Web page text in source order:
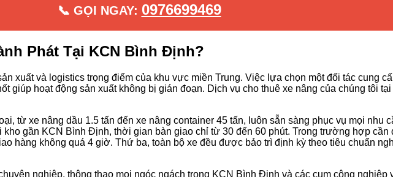
📞 GỌI NGAY: 0976699469
Phát Tại KCN Bình Định?
xuất và logistics trọng điểm của khu vực miền Trung. Việc lựa chọn một đối tác cung
giúp hoạt động sản xuất không bị gián đoạn. Dịch vụ cho thuê xe nâng của chúng tôi
từ xe nâng dầu 1.5 tấn đến xe nâng container 45 tấn, luôn sẵn sàng phục vụ mọi nhu
gần KCN Bình Định, thời gian bàn giao chỉ từ 30 đến 60 phút. Trong trường hợp cần
hàng không quá 4 giờ. Thứ ba, toàn bộ xe đều được bảo trì định kỳ theo tiêu chuẩn
nghiệp, thông thạo mọi ngóc ngách trong KCN Bình Định và các cụm công